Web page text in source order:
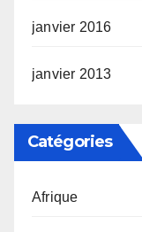
janvier 2016
janvier 2013
Catégories
Afrique